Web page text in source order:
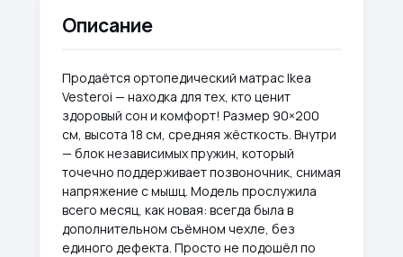
Описание
Продаётся ортопедический матрас Ikea
Vesteroi — находка для тех, кто ценит
здоровый сон и комфорт! Размер 90×200
см, высота 18 см, средняя жёсткость. Внутри
— блок независимых пружин, который
точечно поддерживает позвоночник, снимая
напряжение с мышц. Модель прослужила
всего месяц, как новая: всегда была в
дополнительном съёмном чехле, без
единого дефекта. Просто не подошёл по